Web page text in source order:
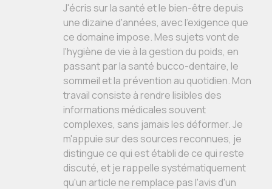
J'écris sur la santé et le bien-être depuis
une dizaine d'années, avec l'exigence que
ce domaine impose. Mes sujets vont de
l'hygiène de vie à la gestion du poids, en
passant par la santé bucco-dentaire, le
sommeil et la prévention au quotidien. Mon
travail consiste à rendre lisibles des
informations médicales souvent
complexes, sans jamais les déformer. Je
m'appuie sur des sources reconnues, je
distingue ce qui est établi de ce qui reste
discuté, et je rappelle systématiquement
qu'un article ne remplace pas l'avis d'un